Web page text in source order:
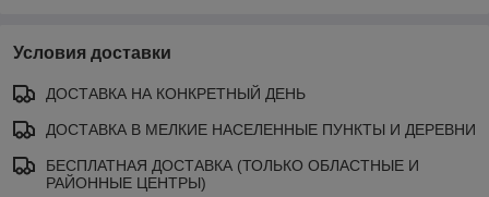
Условия доставки
ДОСТАВКА НА КОНКРЕТНЫЙ ДЕНЬ
ДОСТАВКА В МЕЛКИЕ НАСЕЛЕННЫЕ ПУНКТЫ И ДЕРЕВНИ
БЕСПЛАТНАЯ ДОСТАВКА (ТОЛЬКО ОБЛАСТНЫЕ И
РАЙОННЫЕ ЦЕНТРЫ)